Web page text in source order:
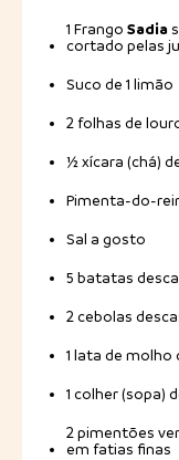
1 Frango Sadia
cortado pelas
Suco de 1 limão
2 folhas de
½ xícara (chá)
Pimenta-do-
Sal a gosto
5 batatas
2 cebolas
1 lata de
1 colher (sopa)
2 pimentões
em fatias finas